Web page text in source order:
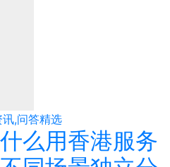
,问答精选
么用香港服务